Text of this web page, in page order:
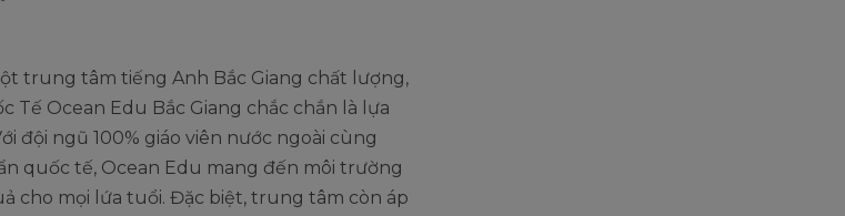
trung tâm tiếng Anh Bắc Giang chất lượng,
Tế Ocean Edu Bắc Giang chắc chắn là lựa
đội ngũ 100% giáo viên nước ngoài cùng
quốc tế, Ocean Edu mang đến môi trường
cho mọi lứa tuổi. Đặc biệt, trung tâm còn áp